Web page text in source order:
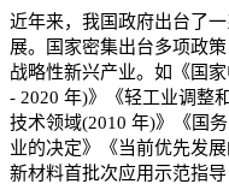
近年来，我国政府出台了
展。国家密集出台多项政
战略性新兴产业。如《国
- 2020 年)》《轻工业调整
技术领域(2010 年)》《国
业的决定》《当前优先发
新材料首批次应用示范指